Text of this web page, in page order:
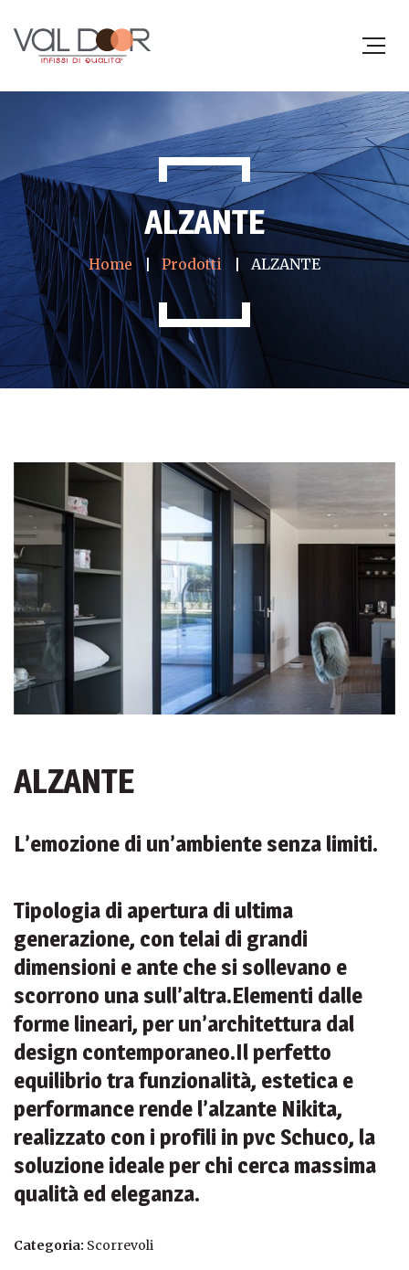
ALZANTE
Home Prodotti ALZANTE
ALZANTE
L’emozione di un’ambiente senza limiti.
Tipologia di apertura di ultima
generazione, con telai di grandi
dimensioni e ante che si sollevano e
scorrono una sull’altra.Elementi dalle
forme lineari, per un’architettura dal
design contemporaneo.Il perfetto
equilibrio tra funzionalità, estetica e
performance rende l’alzante Nikita,
realizzato con i profili in pvc Schuco, la
soluzione ideale per chi cerca massima
qualità ed eleganza.
Categoria: Scorrevoli